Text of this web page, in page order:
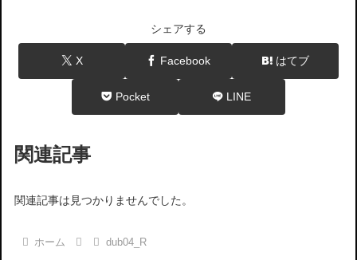
シェアする
X Facebook はてブ
Pocket LINE
関連記事
関連記事は見つかりませんでした。
ホーム dub04_R